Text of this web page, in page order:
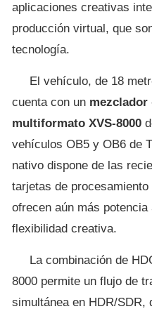
aplicaciones creativas
producción virtual, que
tecnología.
El vehículo, de 18
cuenta con un mezclador
multiformato XVS-8000
vehículos OB5 y OB6 de
nativo dispone de las
tarjetas de
ofrecen aún más
flexibilidad creativa.
La combinación de
8000 permite un flujo de
simultánea en HDR/SDR,